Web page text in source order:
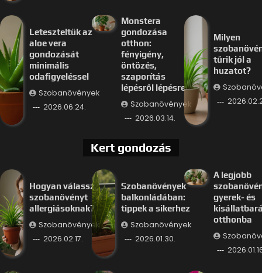
Leteszteltük az
aloe vera
gondozását
minimális
odafigyeléssel
Szobanövények
2026.06.24.
Monstera
gondozása
otthon:
fényigény,
öntözés,
szaporítás
lépésről lépésre
Szobanövények
2026.03.14.
Milyen
tűrik jól a
huzatot?
Kert gondozás
Hogyan válassz
szobanövényt
allergiásoknak?
Szobanövények
2026.02.17.
Szobanövények
balkonládában:
tippek a sikerhez
Szobanövények
2026.01.30.
A legjobb
gyerek- és
otthonba